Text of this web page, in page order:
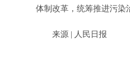
体制改革，统筹推进污染
来源 | 人民日报